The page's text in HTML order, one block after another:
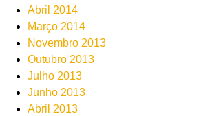
Abril 2014
Março 2014
Novembro 2013
Outubro 2013
Julho 2013
Junho 2013
Abril 2013